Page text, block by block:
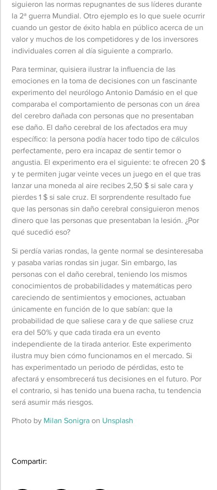
siguieron las normas repugnantes de sus líderes durante
la 2ª guerra Mundial. Otro ejemplo es lo que suele ocurrir
cuando un gestor de éxito habla en público acerca de un
valor y muchos de los competidores y de los inversores
individuales corren al día siguiente a comprarlo.
Para terminar, quisiera ilustrar la influencia de las
emociones en la toma de decisiones con un fascinante
experimento del neurólogo Antonio Damásio en el que
comparaba el comportamiento de personas con un área
del cerebro dañada con personas que no presentaban
ese daño. El daño cerebral de los afectados era muy
específico: la persona podía hacer todo tipo de cálculos
perfectamente, pero era incapaz de sentir temor o
angustia. El experimento era el siguiente: te ofrecen 20 $
y te permiten jugar veinte veces un juego en el que tras
lanzar una moneda al aire recibes 2,50 $ si sale cara y
pierdes 1 $ si sale cruz. El sorprendente resultado fue
que las personas sin daño cerebral consiguieron menos
dinero que las personas que presentaban la lesión. ¿Por
qué sucedió eso?
Si perdía varias rondas, la gente normal se desinteresaba
y pasaba varias rondas sin jugar. Sin embargo, las
personas con el daño cerebral, teniendo los mismos
conocimientos de probabilidades y matemáticas pero
careciendo de sentimientos y emociones, actuaban
únicamente en función de lo que sabían: que la
probabilidad de que saliese cara y de que saliese cruz
era del 50% y que cada tirada era un evento
independiente de la tirada anterior. Este experimento
ilustra muy bien cómo funcionamos en el mercado. Si
has experimentado un periodo de pérdidas, esto te
afectará y ensombrecerá tus decisiones en el futuro. Por
el contrario, si has tenido una buena racha, tu tendencia
será asumir más riesgos.
Photo by Milan Sonigraon Unsplash
Compartir: